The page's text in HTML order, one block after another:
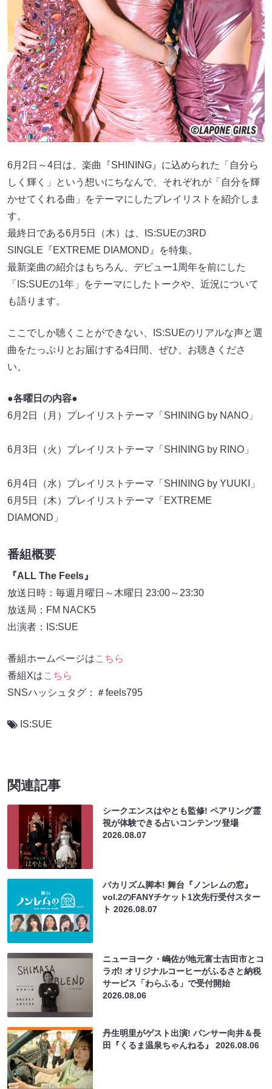
6月2日～4日は、楽曲『SHINING』に込められた「自分ら
しく輝く」という想いにちなんで、それぞれが「自分を輝
かせてくれる曲」をテーマにしたプレイリストを紹介しま
す。
最終日である6月5日（木）は、IS:SUEの3RD
SINGLE『EXTREME DIAMOND』を特集。
最新楽曲の紹介はもちろん、デビュー1周年を前にした
「IS:SUEの1年」をテーマにしたトークや、近況について
も語ります。
ここでしか聴くことができない、IS:SUEのリアルな声と選
曲をたっぷりとお届けする4日間、ぜひ、お聴きくださ
い。
●各曜日の内容●
6月2日（月）プレイリストテーマ「SHINING by NANO」
6月3日（火）プレイリストテーマ「SHINING by RINO」
6月4日（水）プレイリストテーマ「SHINING by YUUKI」
6月5日（木）プレイリストテーマ「EXTREME
DIAMOND」
番組概要
『ALL The Feels』
放送日時：毎週月曜日～木曜日 23:00～23:30
放送局：FM NACK5
出演者：IS:SUE
番組ホームページはこちら
番組Xはこちら
SNSハッシュタグ：＃feels795
IS:SUE
関連記事
シークエンスはやとも監修! ペアリング霊
視が体験できる占いコンテンツ登場
2026.08.07
バカリズム脚本! 舞台『ノンレムの窓』
vol.2のFANYチケット1次先行受付スター
ト2026.08.07
ニューヨーク・嶋佐が地元富士吉田市とコ
ラボ! オリジナルコーヒーがふるさと納税
サービス「わらふる」で受付開始
2026.08.06
丹生明里がゲスト出演! パンサー向井＆長
田『くるま温泉ちゃんねる』2026.08.06